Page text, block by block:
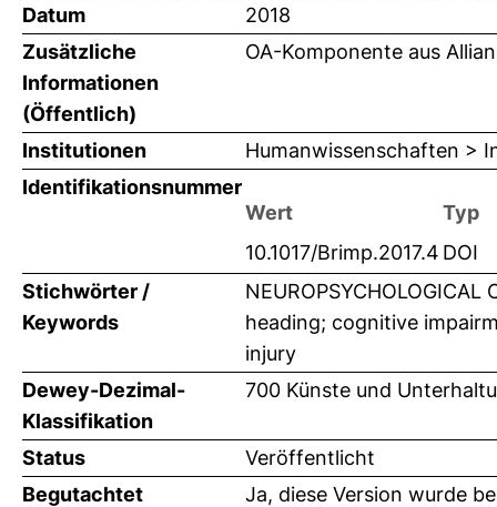
Datum
2018
Zusätzliche
Informationen
(Öffentlich)
OA-Komponente aus
Institutionen
Humanwissenschaften >
Identifikationsnummer
Wert
Typ
10.1017/Brimp.2017.4 DOI
Stichwörter /
Keywords
NEUROPSYCHOLOGICAL
heading; cognitive
injury
Dewey-Dezimal-
Klassifikation
700 Künste und
Status
Veröffentlicht
Begutachtet
Ja, diese Version wurde